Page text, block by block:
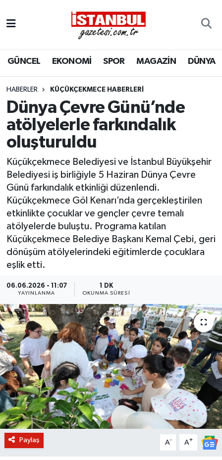
GÜNCEL EKONOMİ SPOR MAGAZİN DÜNYA
HABERLER KÜÇÜKÇEKMECE HABERLERI
Dünya Çevre Günü’nde
atölyelerle farkındalık
oluşturuldu
Küçükçekmece Belediyesi ve İstanbul Büyükşehir
Belediyesi iş birliğiyle 5 Haziran Dünya Çevre
Günü farkındalık etkinliği düzenlendi.
Küçükçekmece Göl Kenarı’nda gerçekleştirilen
etkinlikte çocuklar ve gençler çevre temalı
atölyelerde buluştu. Programa katılan
Küçükçekmece Belediye Başkanı Kemal Çebi, geri
dönüşüm atölyelerindeki eğitimlerde çocuklara
eşlik etti.
06.06.2026 - 11:07
YAYINLANMA
1 DK
OKUNMA SÜRESI
Paylaş A- A+
EKONOMİ
İSTANBUL
DÜNYA
SPOR
MAGAZİN
KÜLTÜR SANAT
SAĞLIK
BİLİM VE TEKNOLOJİ
OTOMOBİL
KURUMSAL
Nöbetçi Eczaneler
Hava Durumu
Trafik Durumu
Süper Lig Puan Durumu ve Fikstür
Tüm Manşetler
Son Dakika Haberleri
Haber Arşivi